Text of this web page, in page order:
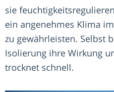
sie
ein angenehmes Klima im
zu gewährleisten. Selbst
Isolierung ihre Wirkung
trocknet schnell.